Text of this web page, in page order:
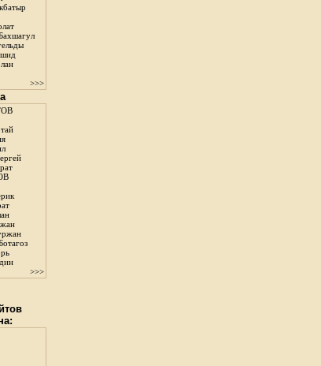
>>>
>>>